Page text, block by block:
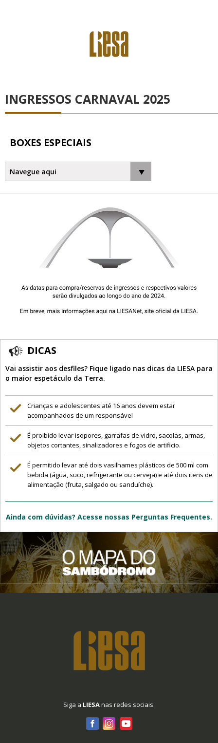
INGRESSOS CARNAVAL 2025
BOXES ESPECIAIS
DICAS
Vai assistir aos desfiles? Fique ligado nas dicas da LIESA para
o maior espetáculo da Terra.
Crianças e adolescentes até 16 anos devem estar
acompanhados de um responsável
É proibido levar isopores, garrafas de vidro, sacolas, armas,
objetos cortantes, sinalizadores e fogos de artificio.
É permitido levar até dois vasilhames plásticos de 500 ml com
bebida (água, suco, refrigerante ou cerveja) e até dois itens de
alimentação (fruta, salgado ou sanduíche).
Ainda com dúvidas? Acesse nossas Perguntas Frequentes.
Siga a LIESAnas redes sociais: